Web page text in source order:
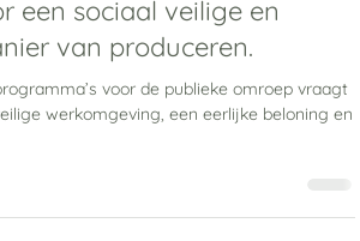
en producenten:
een sociaal veilige en
van produceren.
voor de publieke omroep vraagt